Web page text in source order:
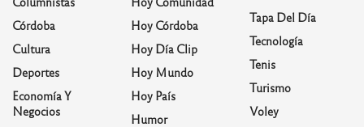
Córdoba
Cultura
Deportes
Economía Y
Negocios
Hoy Córdoba
Hoy Día Clip
Hoy Mundo
Hoy País
Humor
Tapa Del Día
Tecnología
Tenis
Turismo
Voley